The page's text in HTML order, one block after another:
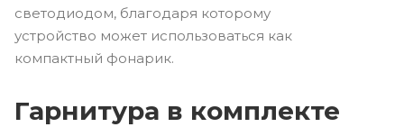
светодиодом, благодаря которому
устройство может использоваться как
компактный фонарик.
Гарнитура в комплекте